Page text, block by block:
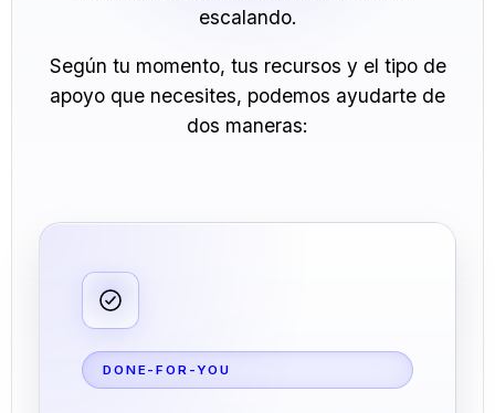
escalando.
Según tu momento, tus recursos y el tipo de
apoyo que necesites, podemos ayudarte de
dos maneras:
DONE-FOR-YOU